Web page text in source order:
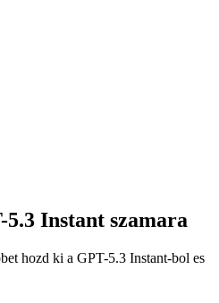
Instant szamara
hozd ki a GPT-5.3 Instant-bol es